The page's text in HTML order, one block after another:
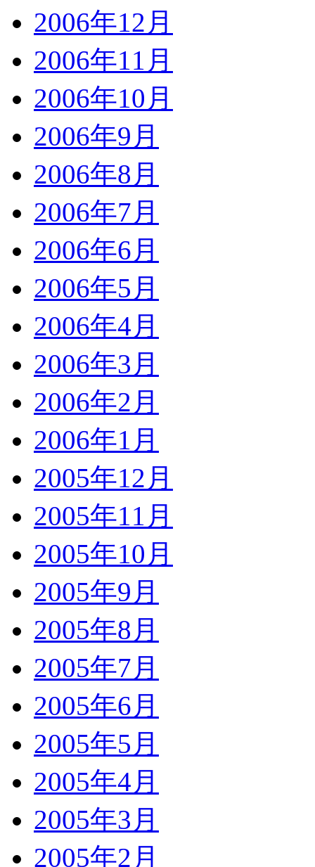
2006年12月
2006年11月
2006年10月
2006年9月
2006年8月
2006年7月
2006年6月
2006年5月
2006年4月
2006年3月
2006年2月
2006年1月
2005年12月
2005年11月
2005年10月
2005年9月
2005年8月
2005年7月
2005年6月
2005年5月
2005年4月
2005年3月
2005年2月